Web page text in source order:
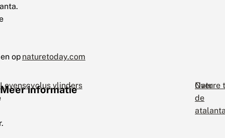
op naturetoday.com
Meer informatie
Levenscyclus vlinders
Over
de
Nature